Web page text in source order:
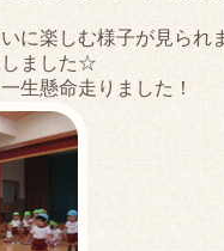
に楽しむ様子が見られ
しました☆
懸命走りました！